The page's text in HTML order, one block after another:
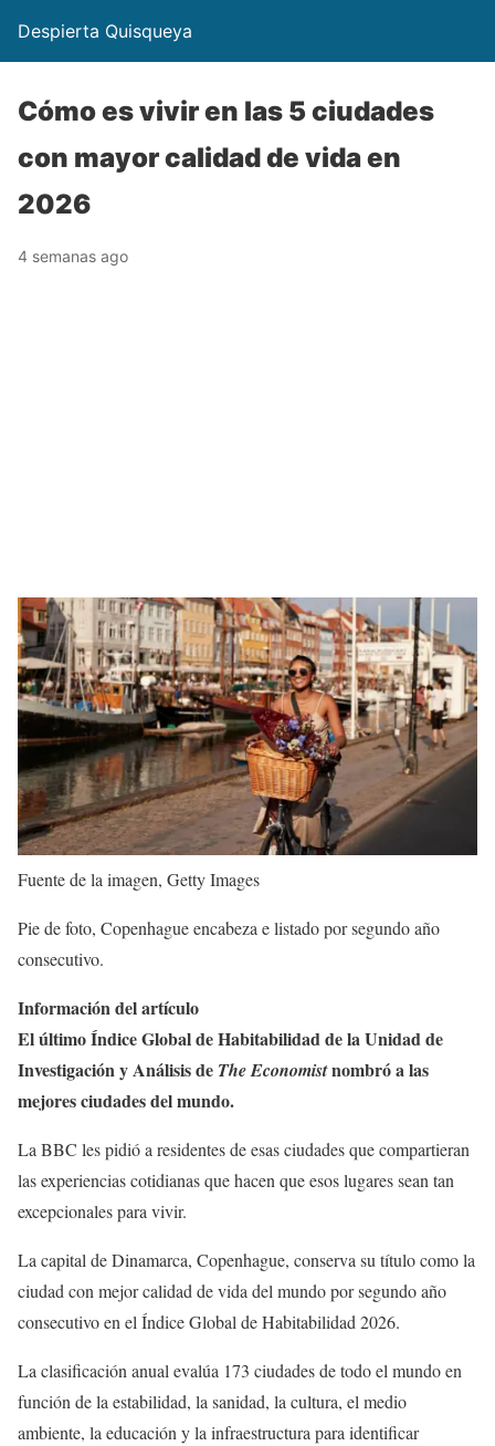
Despierta Quisqueya
Cómo es vivir en las 5 ciudades
con mayor calidad de vida en
2026
4 semanas ago
Fuente de la imagen, Getty Images
Pie de foto, Copenhague encabeza e listado por segundo año
consecutivo.
Información del artículo
El último Índice Global de Habitabilidad de la Unidad de
Investigación y Análisis de The Economistnombró a las
mejores ciudades del mundo.
La BBC les pidió a residentes de esas ciudades que compartieran
las experiencias cotidianas que hacen que esos lugares sean tan
excepcionales para vivir.
La capital de Dinamarca, Copenhague, conserva su título como la
ciudad con mejor calidad de vida del mundo por segundo año
consecutivo en el Índice Global de Habitabilidad 2026.
La clasificación anual evalúa 173 ciudades de todo el mundo en
función de la estabilidad, la sanidad, la cultura, el medio
ambiente, la educación y la infraestructura para identificar